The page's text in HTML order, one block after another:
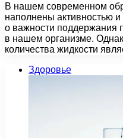
В нашем современном
наполнены активностью
о важности поддержания
в нашем организме.
количества жидкости
Здоровье